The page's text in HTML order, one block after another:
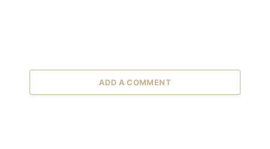
ADD A COMMENT